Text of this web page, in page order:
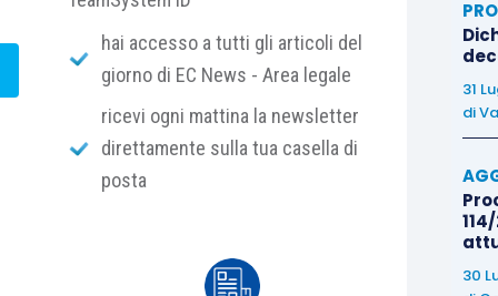
un tema da sempre oggetto di modifiche
della disciplina inerente la gestione delle
hai accesso a tutti gli articoli del
giorno di EC News - Area legale
ricevi ogni mattina la newsletter
direttamente sulla tua casella di
posta
31
di
30